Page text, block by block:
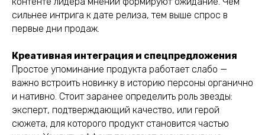
сильнее интрига к дате релиза, тем выше спрос в
первые дни продаж.
Креативная интеграция и спецпредложения
Простое упоминание продукта работает слабо —
важно встроить новинку в историю персоны органично
и нативно. Стоит заранее определить роль звезды:
эксперт, подтверждающий качество, или герой
сюжета, для которого продукт становится частью